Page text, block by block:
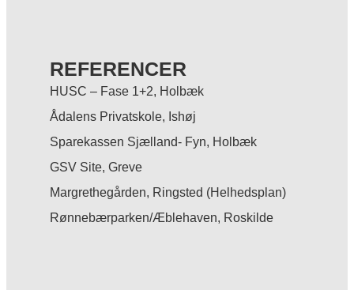
REFERENCER
HUSC – Fase 1+2, Holbæk
Ådalens Privatskole, Ishøj
Sparekassen Sjælland- Fyn, Holbæk
GSV Site, Greve
Margrethegården, Ringsted (Helhedsplan)
Rønnebærparken/Æblehaven, Roskilde